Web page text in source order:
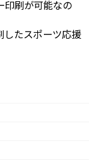
印刷が可能なの
したスポーツ応援